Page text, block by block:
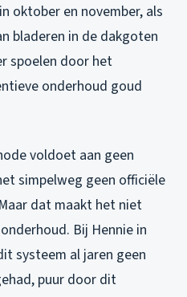
oktober en november, als
bladeren in de dakgoten
spoelen door het
onderhoud goud
voldoet aan geen
simpelweg geen officiële
dat maakt het niet
Bij Hennie in
systeem al jaren geen
puur door dit